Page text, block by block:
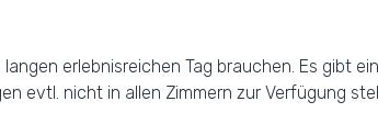
erlebnisreichen Tag brauchen. Es gibt
evtl. nicht in allen Zimmern zur Verfügung